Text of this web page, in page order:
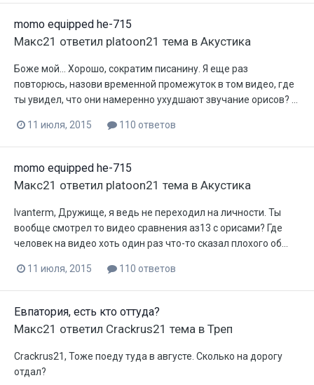
momo equipped he-715
Макс21 ответил platoon21 тема в Акустика
Боже мой... Хорошо, сократим писанину. Я еще раз
повторюсь, назови временной промежуток в том видео, где
ты увидел, что они намеренно ухудшают звучание орисов? ...
11 июля, 2015 110 ответов
momo equipped he-715
Макс21 ответил platoon21 тема в Акустика
Ivanterm, Дружище, я ведь не переходил на личности. Ты
вообще смотрел то видео сравнения аз13 с орисами? Где
человек на видео хоть один раз что-то сказал плохого об...
11 июля, 2015 110 ответов
Евпатория, есть кто оттуда?
Макс21 ответил Crackrus21 тема в Треп
Crackrus21, Тоже поеду туда в августе. Сколько на дорогу
отдал?